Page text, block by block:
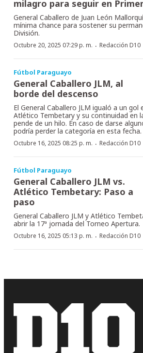
milagro para seguir en
General Caballero de Juan León
mínima chance para sostener su
División.
Octubre 20, 2025 07:29 p. m. · Redacción D10
Fútbol Paraguayo
General Caballero JLM, al
borde del descenso
El General Caballero JLM igualó a un
Atlético Tembetary y su continuidad en
pende de un hilo. En caso de darse
podría perder la categoría en esta fecha.
Octubre 16, 2025 08:25 p. m. · Redacción D10
Fútbol Paraguayo
General Caballero JLM vs.
Atlético Tembetary: Paso a
paso
General Caballero JLM y Atlético
abrir la 17ª jornada del Torneo Apertura.
Octubre 16, 2025 05:13 p. m. · Redacción D10